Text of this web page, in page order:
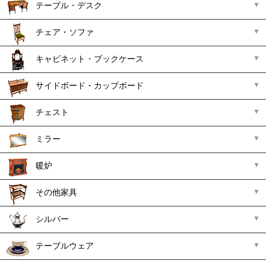
テーブル・デスク
チェア・ソファ
キャビネット・ブックケース
サイドボード・カップボード
チェスト
ミラー
暖炉
その他家具
シルバー
テーブルウェア